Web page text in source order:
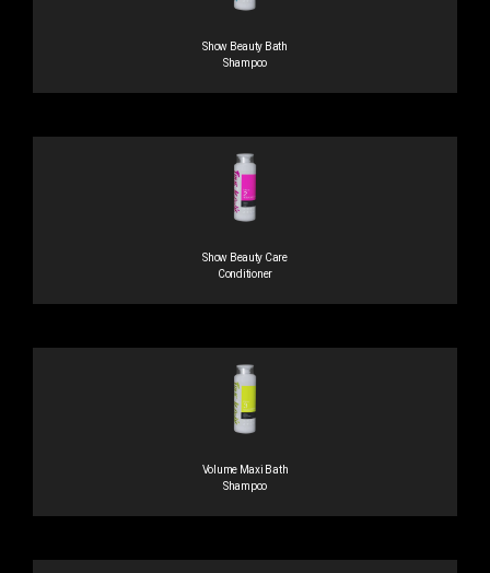
Show Beauty Bath
Shampoo
Show Beauty Care
Conditioner
Volume Maxi Bath
Shampoo